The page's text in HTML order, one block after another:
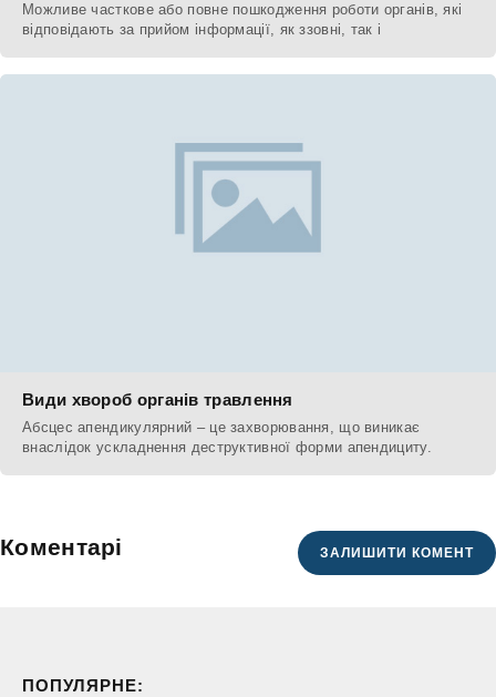
ПОПУЛЯРНЕ:
Можливе часткове або повне пошкодження роботи органів, які
відповідають за прийом інформації, як ззовні, так і
Види хвороб органів травлення
Абсцес апендикулярний – це захворювання, що виникає
внаслідок ускладнення деструктивної форми апендициту.
Коментарі ЗАЛИШИТИ КОМЕНТ